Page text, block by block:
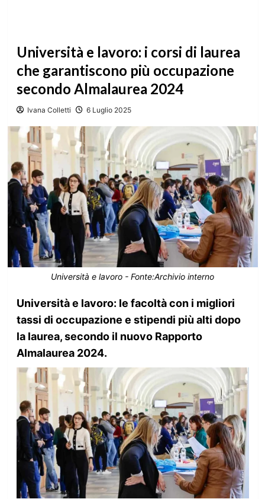
Università e lavoro: i corsi di laurea
che garantiscono più occupazione
secondo Almalaurea 2024
Ivana Colletti 6 Luglio 2025
Università e lavoro - Fonte:Archivio interno
Università e lavoro: le facoltà con i migliori
tassi di occupazione e stipendi più alti dopo
la laurea, secondo il nuovo Rapporto
Almalaurea 2024.